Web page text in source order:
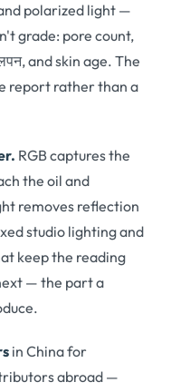
polarized light —
grade: pore count,
and skin age. The
report rather than a
. RGB captures the
the oil and
removes reflection
studio lighting and
keep the reading
— the part a
.
in China for
abroad —